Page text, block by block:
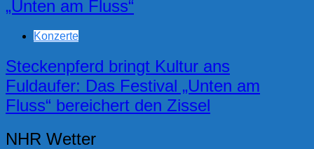
„Unten am Fluss“
Konzerte
Steckenpferd bringt Kultur ans
Fuldaufer: Das Festival „Unten am
Fluss“ bereichert den Zissel
NHR Wetter